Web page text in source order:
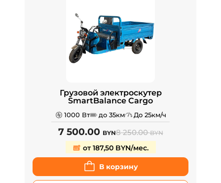
Грузовой электроскутер
SmartBalance Cargo
1000 Вт до 35км До 25км/ч
7 500.00 BYN8 250.00BYN
от 187,50 BYN/мес.
В корзину